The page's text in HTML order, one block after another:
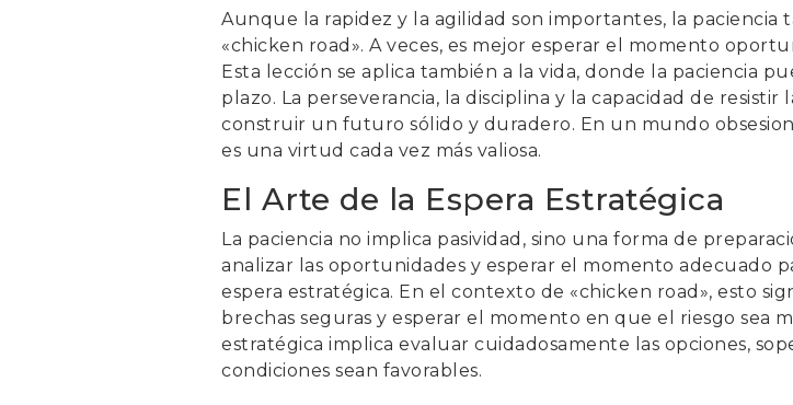
Aunque la rapidez y la agilidad son importantes, la
«chicken road». A veces, es mejor esperar el momento
Esta lección se aplica también a la vida, donde la paciencia
plazo. La perseverancia, la disciplina y la capacidad de
construir un futuro sólido y duradero. En un mundo
es una virtud cada vez más valiosa.
El Arte de la Espera Estratégica
La paciencia no implica pasividad, sino una forma de
analizar las oportunidades y esperar el momento adecuado
espera estratégica. En el contexto de «chicken road», esto
brechas seguras y esperar el momento en que el riesgo sea
estratégica implica evaluar cuidadosamente las opciones,
condiciones sean favorables.